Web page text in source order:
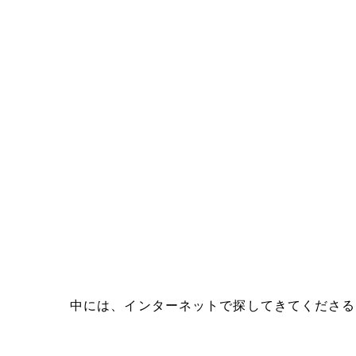
中には、インターネットで探してきてくださ